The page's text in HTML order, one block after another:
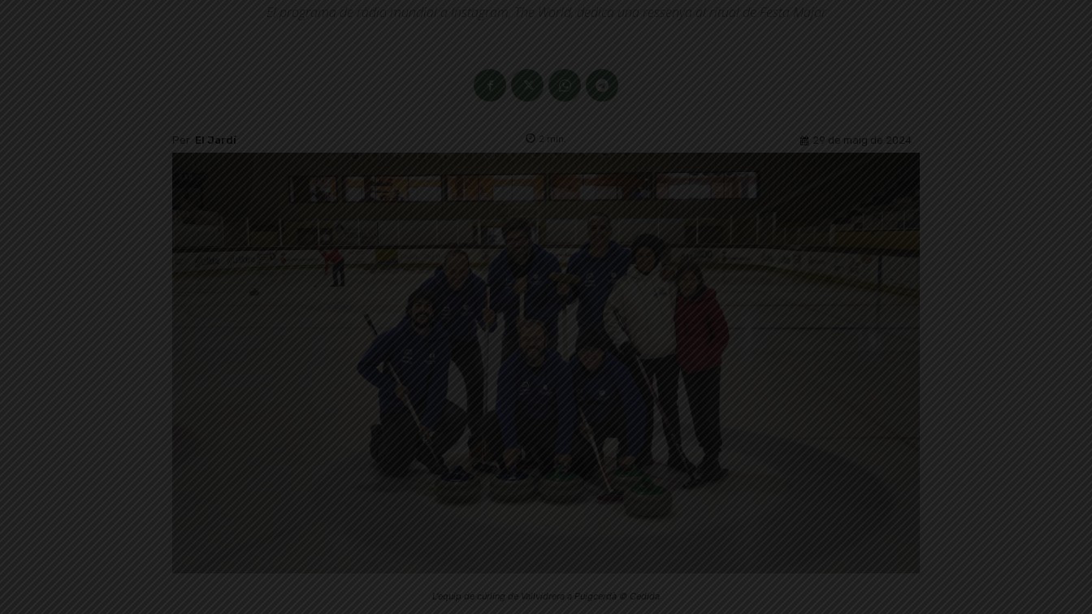
El programa de ràdio mundial a Instagram, The World, dedica una ressenya al ritual de Festa Major
Per El Jardí 2 min. 29 de maig de 2024
L'equip de cúrling de Vallvidrera a Puigcerdà © Cedida